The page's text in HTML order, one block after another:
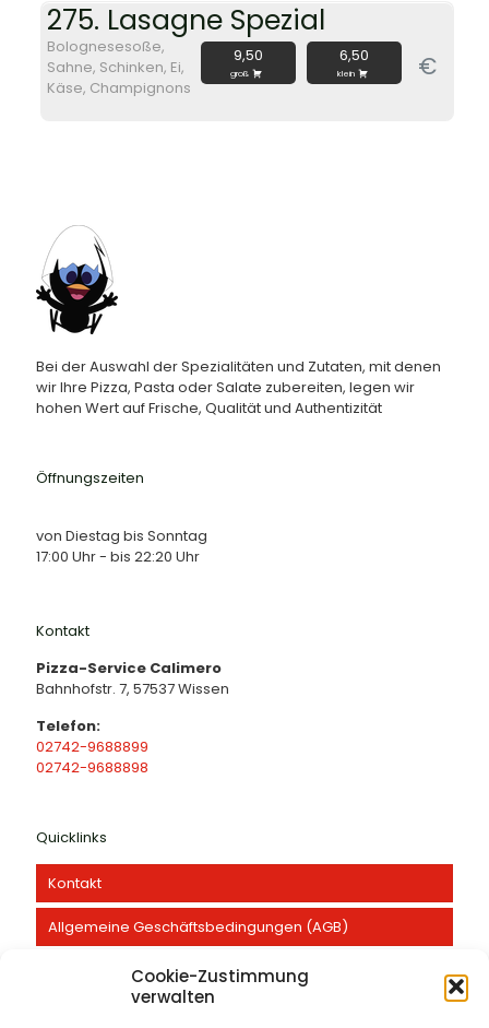
Cookie-Zustimmung
verwalten
275. Lasagne Spezial
9,50
groß
6,50
klein €
Bolognesesoße,
Sahne, Schinken, Ei,
Käse, Champignons
Bei der Auswahl der Spezialitäten und Zutaten, mit denen
wir Ihre Pizza, Pasta oder Salate zubereiten, legen wir
hohen Wert auf Frische, Qualität und Authentizität
Öffnungszeiten
von Diestag bis Sonntag
17:00 Uhr - bis 22:20 Uhr
Kontakt
Pizza-Service Calimero
Bahnhofstr. 7, 57537 Wissen
Telefon:
02742-9688899
02742-9688898
Quicklinks
Kontakt
Allgemeine Geschäftsbedingungen (AGB)
Datenschutz